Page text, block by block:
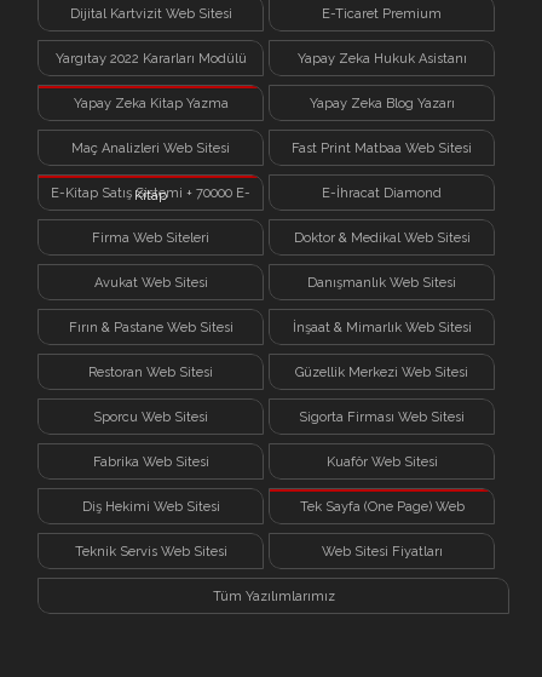
Dijital Kartvizit Web Sitesi E-Ticaret Premium
Yargıtay 2022 Kararları Modülü Yapay Zeka Hukuk Asistanı
Yapay Zeka Kitap Yazma
Sistemi
Yapay Zeka Blog Yazarı
Maç Analizleri Web Sitesi Fast Print Matbaa Web Sitesi
E-Kitap Satış Sistemi + 70000 E-
Kitap
E-İhracat Diamond
Firma Web Siteleri Doktor & Medikal Web Sitesi
Avukat Web Sitesi Danışmanlık Web Sitesi
Fırın & Pastane Web Sitesi İnşaat & Mimarlık Web Sitesi
Restoran Web Sitesi Güzellik Merkezi Web Sitesi
Sporcu Web Sitesi Sigorta Firması Web Sitesi
Fabrika Web Sitesi Kuaför Web Sitesi
Diş Hekimi Web Sitesi Tek Sayfa (One Page) Web
Sitesi
Teknik Servis Web Sitesi Web Sitesi Fiyatları
Tüm Yazılımlarımız